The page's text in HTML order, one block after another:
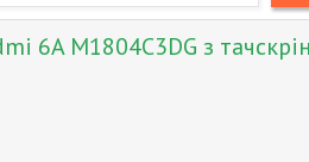
6A M1804C3DG з